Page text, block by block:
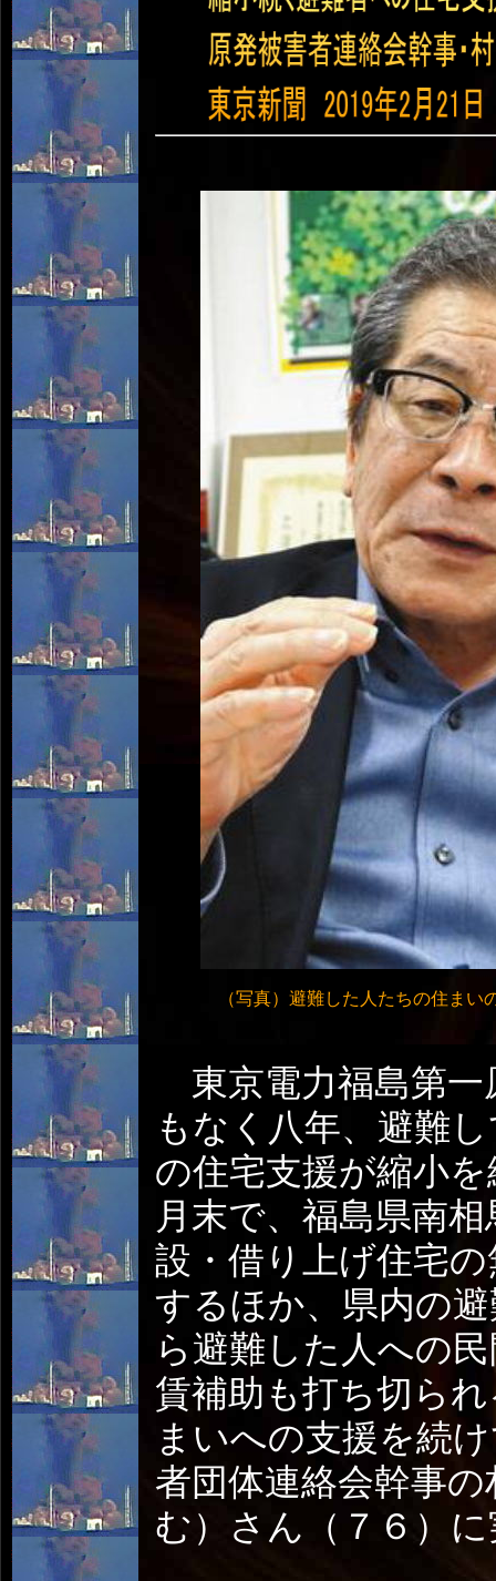
（写真）避難した人たちの住ま
東京電力福島第一
もなく八年、避難
の住宅支援が縮小
月末で、福島県南
設・借り上げ住宅
するほか、県内の
ら避難した人への
賃補助も打ち切ら
まいへの支援を続
者団体連絡会幹事
む）さん（７６）